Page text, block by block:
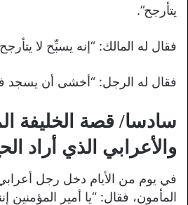
يتأرجح”.
فقال له المالك: “إنه يسبِّح لا
فقال له الرجل: “أخشى أن
سادسا/ قصة الخليفة
والأعرابي الذي أراد
في يوم من الأيام دخل رجل
المأمون، فقال: “يا أمير المؤمنين